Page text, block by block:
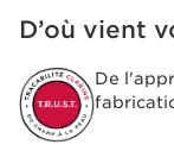
D’où vient
De